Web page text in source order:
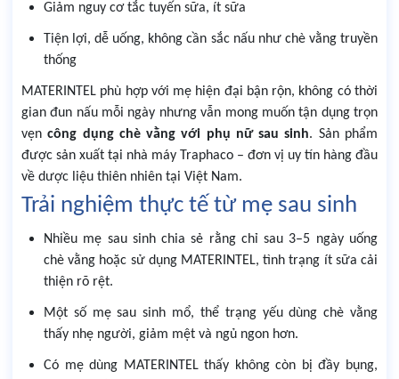
Giảm nguy cơ tắc tuyến sữa, ít sữa
Tiện lợi, dễ uống, không cần sắc nấu như chè vằng truyền
thống
MATERINTEL phù hợp với mẹ hiện đại bận rộn, không có thời
gian đun nấu mỗi ngày nhưng vẫn mong muốn tận dụng trọn
vẹncông dụng chè vằng với phụ nữ sau sinh. Sản phẩm
được sản xuất tại nhà máy Traphaco – đơn vị uy tín hàng đầu
về dược liệu thiên nhiên tại Việt Nam.
Trải nghiệm thực tế từ mẹ sau sinh
Nhiều mẹ sau sinh chia sẻ rằng chỉ sau 3–5 ngày uống
chè vằng hoặc sử dụng MATERINTEL, tình trạng ít sữa cải
thiện rõ rệt.
Một số mẹ sau sinh mổ, thể trạng yếu dùng chè vằng
thấy nhẹ người, giảm mệt và ngủ ngon hơn.
Có mẹ dùng MATERINTEL thấy không còn bị đầy bụng,